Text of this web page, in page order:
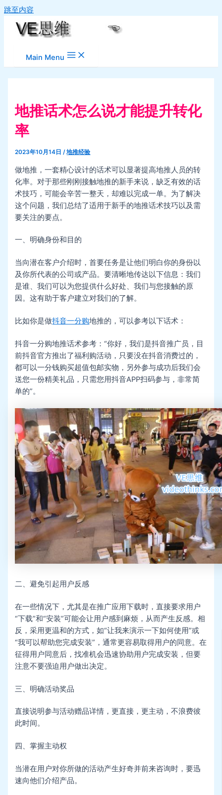
跳至内容
Main Menu
地推话术怎么说才能提升转化
率
2023年10月14日/地推经验
做地推，一套精心设计的话术可以显著提高地推人员的转
化率。对于那些刚刚接触地推的新手来说，缺乏有效的话
术技巧，可能会辛苦一整天，却难以完成一单。为了解决
这个问题，我们总结了适用于新手的地推话术技巧以及需
要关注的要点。
一、明确身份和目的
当向潜在客户介绍时，首要任务是让他们明白你的身份以
及你所代表的公司或产品。要清晰地传达以下信息：我们
是谁、我们可以为您提供什么好处、我们与您接触的原
因。这有助于客户建立对我们的了解。
比如你是做抖音一分购地推的，可以参考以下话术：
抖音一分购地推话术参考：“你好，我们是抖音推广员，目
前抖音官方推出了福利购活动，只要没在抖音消费过的，
都可以一分钱购买超值包邮实物，另外参与成功后我们会
送您一份精美礼品，只需您用抖音APP扫码参与，非常简
单的”。
二、避免引起用户反感
在一些情况下，尤其是在推广应用下载时，直接要求用户
“下载”和“安装”可能会让用户感到麻烦，从而产生反感。相
反，采用更温和的方式，如“让我来演示一下如何使用”或
“我可以帮助您完成安装”，通常更容易取得用户的同意。在
征得用户同意后，找准机会迅速协助用户完成安装，但要
注意不要强迫用户做出决定。
三、明确活动奖品
直接说明参与活动赠品详情，更直接，更主动，不浪费彼
此时间。
四、掌握主动权
当潜在用户对你所做的活动产生好奇并前来咨询时，要迅
速向他们介绍产品。